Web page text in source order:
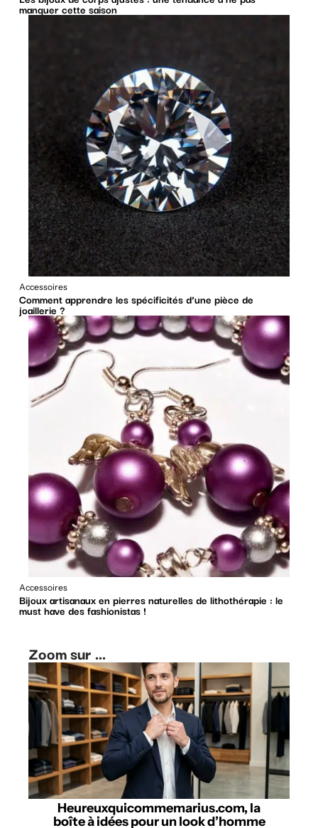
manquer cette saison
Accessoires
Comment apprendre les spécificités d’une pièce de
joaillerie ?
Accessoires
Bijoux artisanaux en pierres naturelles de lithothérapie : le
must have des fashionistas !
Zoom sur ...
Heureuxquicommemarius.com, la
boîte à idées pour un look d’homme